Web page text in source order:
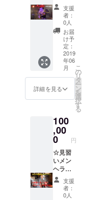
ンorグ
ループ
(1回6人
まで)
間/10:0
19:00の
中で6時
間保証
日程/4
こちら
のプラ
ンは[コ
ンプ
リート
set]で
す! ミニ
アルバ
ムの他
にライ
ブ会場
限定CD
ナイフ
(限定仕
様)・ブ
ロマイ
ド(限定
仕様) ・
ライ
ター・
秘密の
キーホ
支援
者：
0人
お届
け予
定：
2019
年06
月
詳細を見る
こ
の
リ
タ
ー
ン
を
選
択
す
る
100
,00
0 円
☆見習
いメン
ヘラ☆
・Eコー
ス ミニ
アルバ
支援
者：
0人